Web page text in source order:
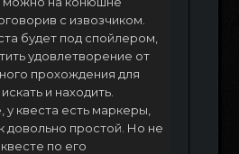
с извозчиком.
будет под спойлером,
удовлетворение от
прохождения для
и находить.
квеста есть маркеры,
довольно простой. Но не
по его